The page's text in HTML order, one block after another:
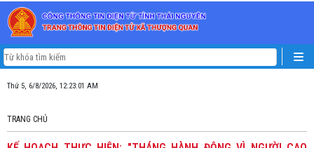
Thứ 5, 6/8/2026, 12:23:01 AM
TRANG CHỦ